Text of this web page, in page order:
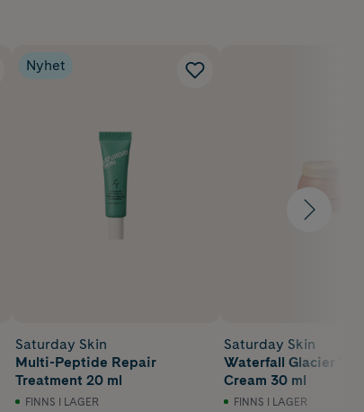
Nyhet
Saturday Skin
Multi-Peptide Repair
Treatment 20 ml
FINNS I LAGER
Saturday Skin
Waterfall Glacier
Cream 30 ml
FINNS I LAGER